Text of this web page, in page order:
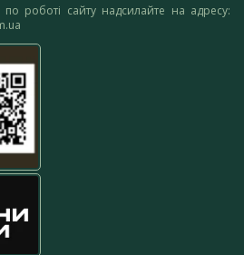
по роботі сайту надсилайте на адресу: